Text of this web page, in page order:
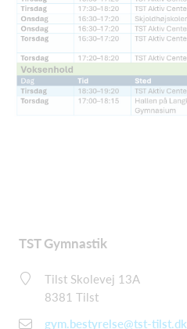
TST Gymnastik
Tilst Skolevej 13A
8381 Tilst
gym.bestyrelse@tst-tilst.dk